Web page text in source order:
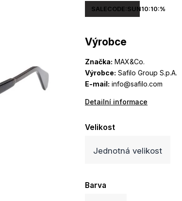
Výrobce
Značka: MAX&Co.
Výrobce: Safilo Group S.p.A.
E-mail: info@safilo.com
Detailní informace
SALECODE:SUN10:10:%
Velikost
Jednotná velikost
Barva